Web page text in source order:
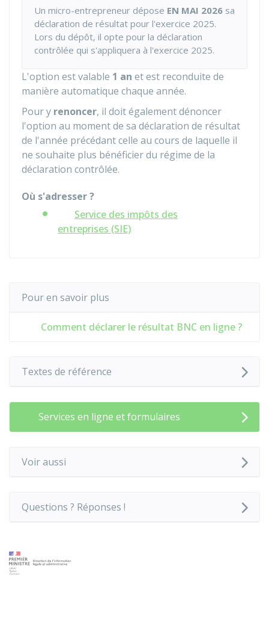
Un micro-entrepreneur dépose EN MAI 2026 sa
déclaration de résultat pour l'exercice 2025.
Lors du dépôt, il opte pour la déclaration
contrôlée qui s'appliquera à l'exercice 2025.
L'option est valable 1 an et est reconduite de
manière automatique chaque année.
Pour y renoncer, il doit également dénoncer
l'option au moment de sa déclaration de résultat
de l'année précédant celle au cours de laquelle il
ne souhaite plus bénéficier du régime de la
déclaration contrôlée.
Où s'adresser ?
Service des impôts des
entreprises (SIE)
Pour en savoir plus
Comment déclarer le résultat BNC en ligne ?
Textes de référence
Services en ligne et formulaires
Voir aussi
Questions ? Réponses !